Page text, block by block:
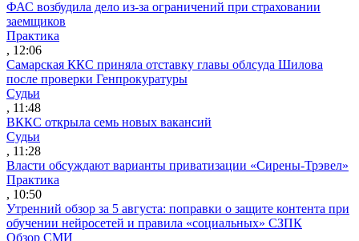
ФАС возбудила дело из-за ограничений при страховании
заемщиков
Практика
, 12:06
Самарская ККС приняла отставку главы облсуда Шилова
после проверки Генпрокуратуры
Судьи
, 11:48
ВККС открыла семь новых вакансий
Судьи
, 11:28
Власти обсуждают варианты приватизации «Сирены-Трэвел»
Практика
, 10:50
Утренний обзор за 5 августа: поправки о защите контента при
обучении нейросетей и правила «социальных» СЗПК
Обзор СМИ